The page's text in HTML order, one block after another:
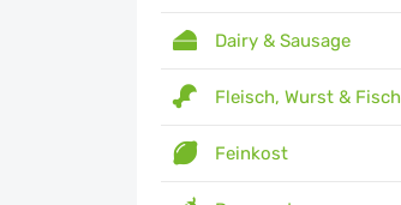
Dairy & Sausage
Fleisch, Wurst & Fisch
Feinkost